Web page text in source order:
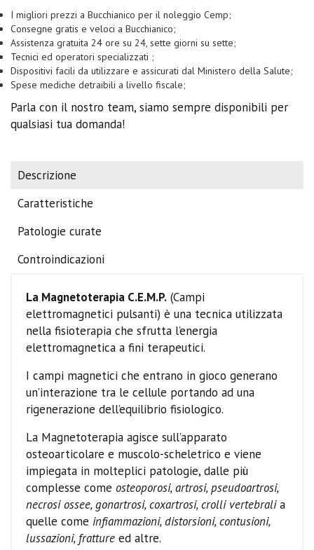
I migliori prezzi a Bucchianico per il noleggio Cemp;
Consegne gratis e veloci a Bucchianico;
Assistenza gratuita 24 ore su 24, sette giorni su sette;
Tecnici ed operatori specializzati ;
Dispositivi facili da utilizzare e assicurati dal Ministero della Salute;
Spese mediche detraibili a livello fiscale;
Parla con il nostro team, siamo sempre disponibili per
qualsiasi tua domanda!
Descrizione
Caratteristiche
Patologie curate
Controindicazioni
La Magnetoterapia C.E.M.P. (Campi
elettromagnetici pulsanti) è una tecnica utilizzata
nella fisioterapia che sfrutta l’energia
elettromagnetica a fini terapeutici.
I campi magnetici che entrano in gioco generano
un’interazione tra le cellule portando ad una
rigenerazione dell’equilibrio fisiologico.
La Magnetoterapia agisce sull’apparato
osteoarticolare e muscolo-scheletrico e viene
impiegata in molteplici patologie, dalle più
complesse come osteoporosi, artrosi, pseudoartrosi,
necrosi ossee, gonartrosi, coxartrosi, crolli vertebralia
quelle come infiammazioni, distorsioni, contusioni,
lussazioni, fratture ed altre.